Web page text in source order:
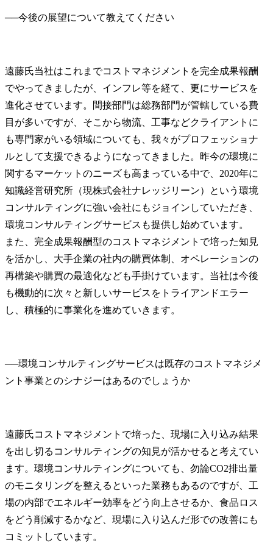
──
遠藤氏当社はこれまでコストマネジメントを完全成果報酬
でやってきましたが、インフレ等を経て、更にサービスを
進化させています。間接部門は総務部門が管轄している費
目が多いですが、そこから物流、工事などクライアントに
も専門家がいる領域についても、我々がプロフェッショナ
ルとして支援できるようになってきました。昨今の環境に
関するマーケットのニーズも高まっている中で、2020年に
知識経営研究所（現株式会社ナレッジリーン）という環境
コンサルティングに強い会社にもジョインしていただき、
環境コンサルティングサービスも提供し始めています。
また、完全成果報酬型のコストマネジメントで培った知見
を活かし、大手企業の社内の購買体制、オペレーションの
再構築や購買の最適化なども手掛けています。当社は今後
も機動的に次々と新しいサービスをトライアンドエラー
し、積極的に事業化を進めていきます。
──環境コンサルティングサービスは既存のコストマネジメ
遠藤氏コストマネジメントで培った、現場に入り込み結果
を出し切るコンサルティングの知見が活かせると考えてい
ます。環境コンサルティングについても、勿論CO2排出量
のモニタリングを整えるといった業務もあるのですが、工
場の内部でエネルギー効率をどう向上させるか、食品ロス
をどう削減するかなど、現場に入り込んだ形での改善にも
コミットしています。